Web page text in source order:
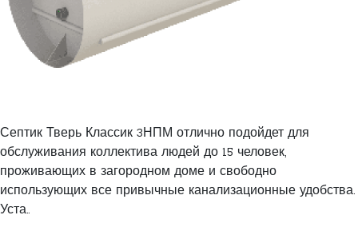
Септик Тверь Классик 3НПМ отлично подойдет для
обслуживания коллектива людей до 15 человек,
проживающих в загородном доме и свободно
использующих все привычные канализационные удобства.
Уста..